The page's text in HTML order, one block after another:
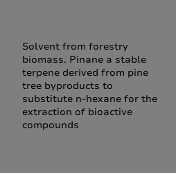
Solvent from forestry
biomass. Pinane a stable
terpene derived from pine
tree byproducts to
substitute n-hexane for the
extraction of bioactive
compounds